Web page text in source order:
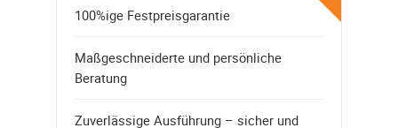
100%ige Festpreisgarantie
Maßgeschneiderte und persönliche
Beratung
Zuverlässige Ausführung – sicher und